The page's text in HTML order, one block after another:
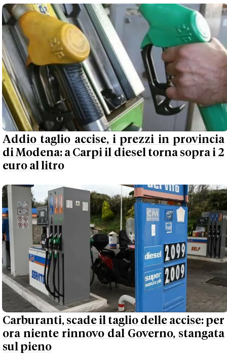
Addio taglio accise, i prezzi in provincia
di Modena: a Carpi il diesel torna sopra i 2
euro al litro
Carburanti, scade il taglio delle accise: per
ora niente rinnovo dal Governo, stangata
sul pieno